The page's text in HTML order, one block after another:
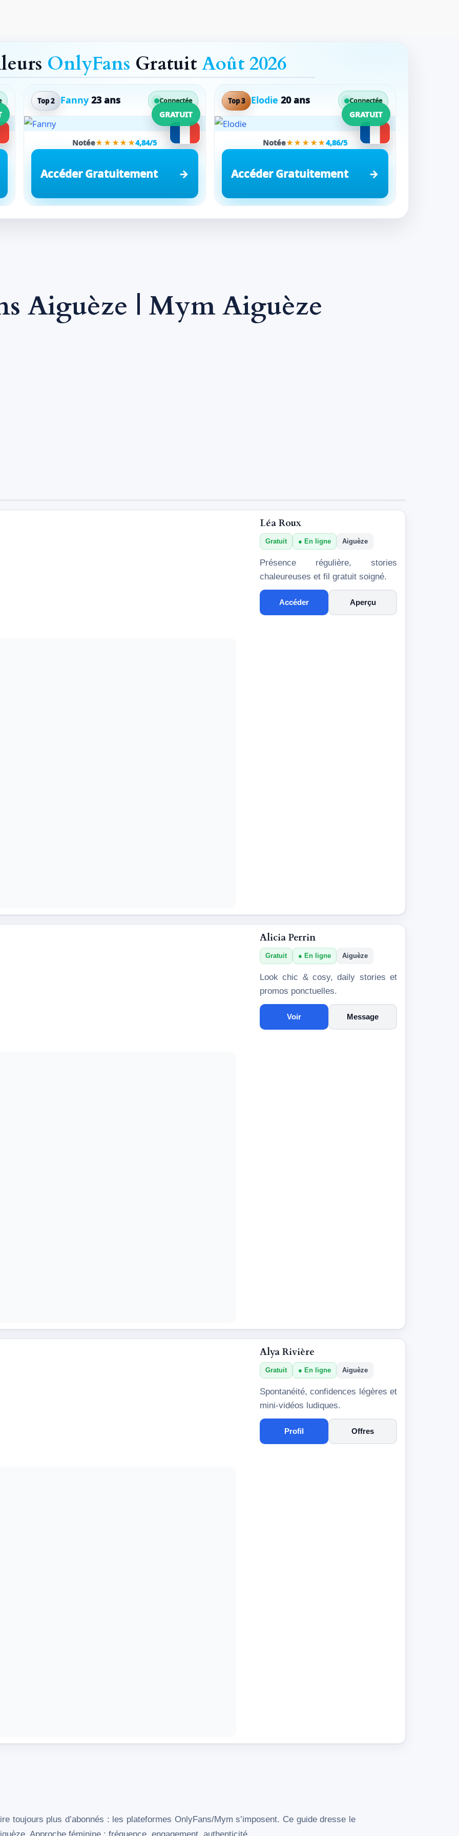
OnlyFans GratuitAoût 2026
Top 2 Fanny 23 ans Connectée
GRATUIT
Notée★★★★★4,84/5
Accéder Gratuitement
Top 3 Elodie 20 ans Connectée
GRATUIT
Notée★★★★★4,86/5
Accéder Gratuitement
Aiguèze | Mym Aiguèze
Léa Roux
Gratuit En ligne Aiguèze
Présence régulière, stories
chaleureuses et fil gratuit soigné.
Accéder Aperçu
Alicia Perrin
Gratuit En ligne Aiguèze
Look chic & cosy, daily stories et
promos ponctuelles.
Voir Message
Alya Rivière
Gratuit En ligne Aiguèze
Spontanéité, confidences légères et
mini-vidéos ludiques.
Profil Offres
toujours plus d’abonnés : les plateformes OnlyFans/Mym s’imposent. Ce guide dresse le